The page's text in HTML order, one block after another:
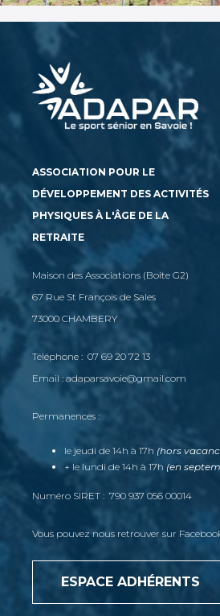
ASSOCIATION POUR LE
DÉVELOPPEMENT DES ACTIVITÉS
PHYSIQUES À L'ÂGE DE LA
RETRAITE
Maison des Associations (Boite G2)
67 Rue St François de Sales
73000 CHAMBERY
Téléphone : 07 69 20 72 13
Email : adaparsavoie@gmail.com
Permanences :
le jeudi de 14h à 17h (hors
+ le lundi de 14h à 17h (en
Numéro SIRET : 790 937 056 00014
Vous pouvez nous retrouver sur
ESPACE ADHÉRENTS